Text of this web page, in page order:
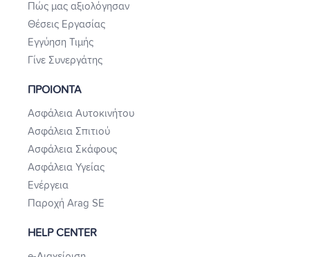
Πώς μας αξιολόγησαν
Θέσεις Εργασίας
Εγγύηση Τιμής
Γίνε Συνεργάτης
ΠΡΟΙΟΝΤΑ
Ασφάλεια Αυτοκινήτου
Ασφάλεια Σπιτιού
Ασφάλεια Σκάφους
Ασφάλεια Υγείας
Ενέργεια
Παροχή Arag SE
HELP CENTER